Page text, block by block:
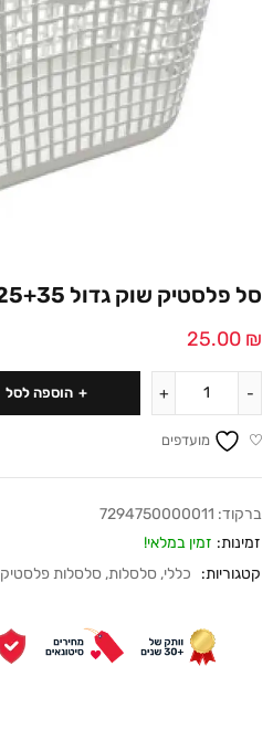
סל פלסטיק שוק גדול 45/25+35 ס”מ לבן
25.00 ₪
הוספה לסל
מועדפים
ברקוד: 7294750000011
זמינות: זמין במלאי!
קטגוריות:
כללי, סלסלות, סלסלות פלסטיק